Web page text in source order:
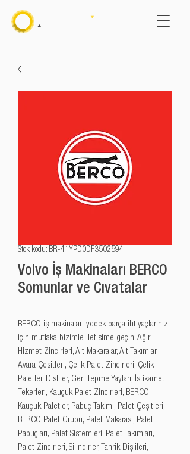
Stok kodu: BR-41YPD0DF3502594
Volvo İş Makinaları BERCO
Somunlar ve Cıvatalar
BERCO iş makinaları yedek parça ihtiyaçlarınız
için mutlaka bizimle iletişime geçin. Ağır
Hizmet Zincirleri, Alt Makaralar, Alt Takımlar,
Avara Çeşitleri, Çelik Palet Zincirleri, Çelik
Paletler, Dişliler, Geri Tepme Yayları, İstikamet
Tekerleri, Kauçuk Palet Zincirleri, BERCO
Kauçuk Paletler, Pabuç Takımı, Palet Çeşitleri,
BERCO Palet Grubu, Palet Makarası, Palet
Pabuçları, Palet Sistemleri, Palet Takımları,
Palet Zincirleri, Silindirler, Tahrik Dişlileri,